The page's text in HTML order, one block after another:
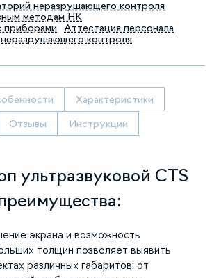
неразрушающего контроля
методам НК
приборами
Аттестация персонала
контроля
Характеристики
Отзывы Инструкции
ультразвуковой CTS
экрана и возможность
толщин позволяет выявить
различных габаритов: от